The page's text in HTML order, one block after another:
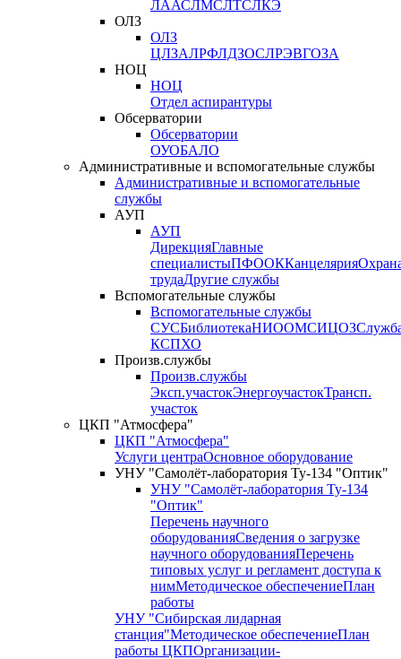
ЛААСЛМСЛТСЛКЭ
ОЛЗ
ОЛЗ
ЦЛЗАЛРФЛДЗОСЛРЭВГОЗА
НОЦ
НОЦ
Отдел аспирантуры
Обсерватории
Обсерватории
ОУОБАЛО
Административные и вспомогательные службы
Административные и вспомогательные
службы
АУП
АУП
ДирекцияГлавные
специалистыПФООККанцелярия
трудаДругие службы
Вспомогательные службы
Вспомогательные службы
СУСБиблиотекаНИООМСИЦОЗ
КСПХО
Произв.службы
Произв.службы
Эксп.участокЭнергоучастокТрансп.
участок
ЦКП "Атмосфера"
ЦКП "Атмосфера"
Услуги центраОсновное оборудование
УНУ "Самолёт-лаборатория Ту-134 "Оптик"
УНУ "Самолёт-лаборатория Ту-134
"Оптик"
Перечень научного
оборудованияСведения о загрузке
научного оборудованияПеречень
типовых услуг и регламент доступа к
нимМетодическое обеспечениеПлан
работы
УНУ "Сибирская лидарная
станция"Методическое обеспечениеПлан
работы ЦКПОрганизации-